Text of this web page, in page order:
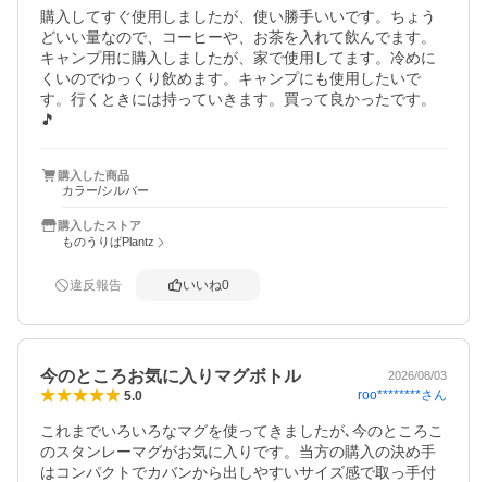
購入してすぐ使用しましたが、使い勝手いいです。ちょう
どいい量なので、コーヒーや、お茶を入れて飲んでます。
キャンプ用に購入しましたが、家で使用してます。冷めに
くいのでゆっくり飲めます。キャンプにも使用したいで
す。行くときには持っていきます。買って良かったです。
🎵
購入した商品
カラー/シルバー
購入したストア
ものうりばPlantz
違反報告 いいね0
今のところお気に入りマグボトル 2026/08/03
5.0 roo********さん
これまでいろいろなマグを使ってきましたが､今のところこ
のスタンレーマグがお気に入りです。当方の購入の決め手
はコンパクトでカバンから出しやすいサイズ感で取っ手付